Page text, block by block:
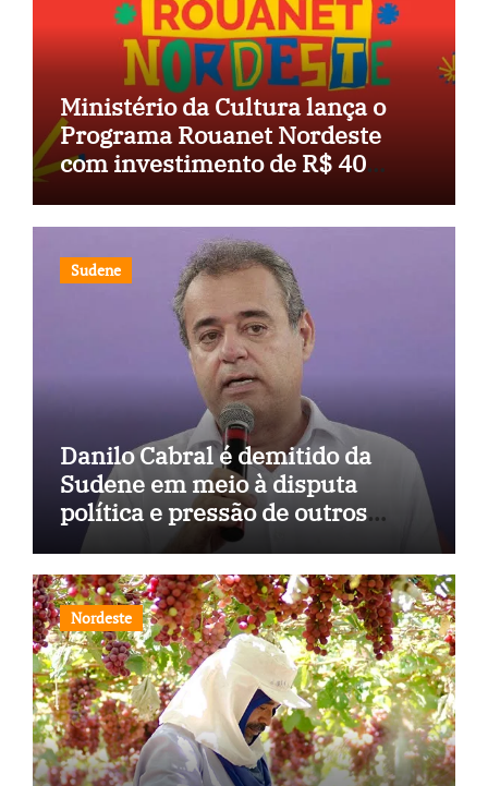
Ministério da Cultura lança o
Programa Rouanet Nordeste
com investimento de R$ 40
Sudene
Danilo Cabral é demitido da
Sudene em meio à disputa
política e pressão de outros
estados
Nordeste